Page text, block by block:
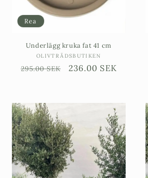
Rea
Underlägg kruka fat 41 cm
Säljare:
OLIVTRÄDSBUTIKEN
Ordinarie
295.00 SEK Försäljningspris
236.00 SEK